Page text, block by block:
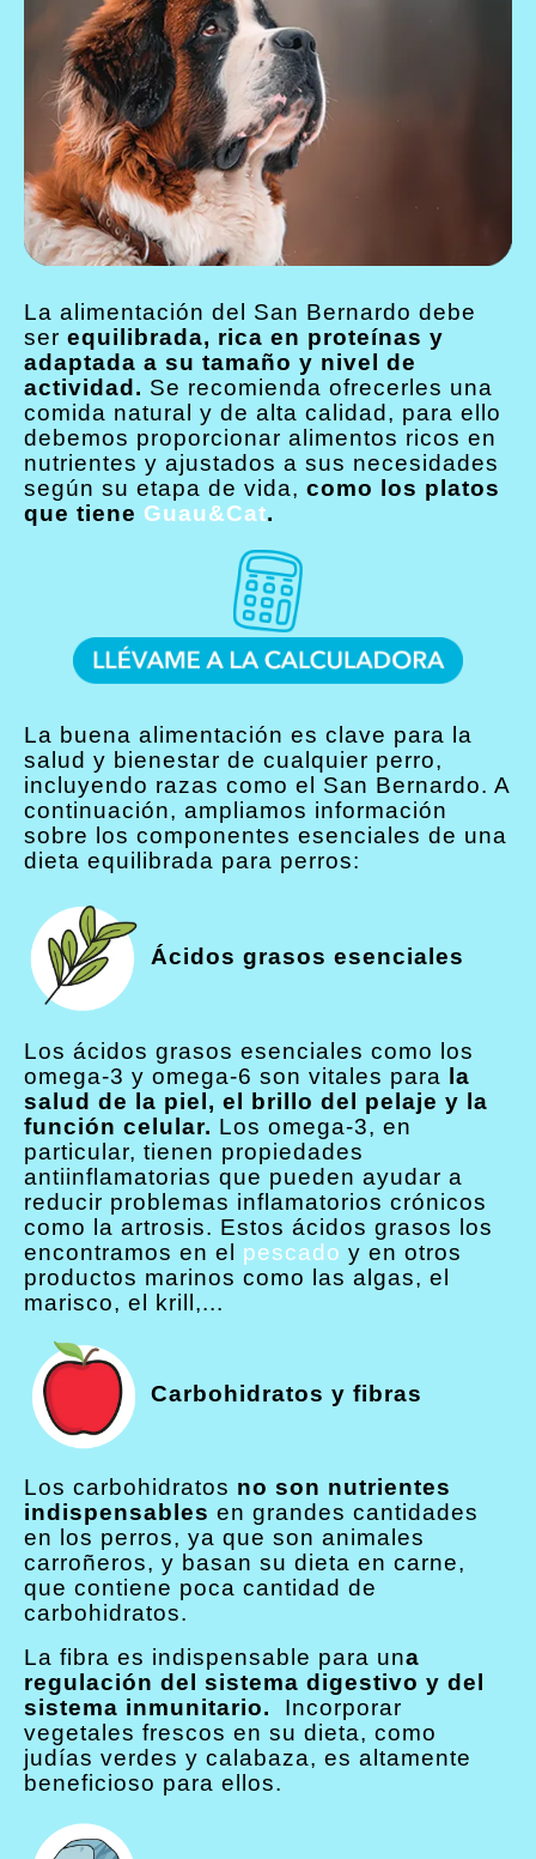
La alimentación del San Bernardo debe
ser equilibrada, rica en proteínas y
adaptada a su tamaño y nivel de
actividad. Se recomienda ofrecerles una
comida natural y de alta calidad, para ello
debemos proporcionar alimentos ricos en
nutrientes y ajustados a sus necesidades
según su etapa de vida, como los platos
que tiene Guau&Cat.
La buena alimentación es clave para la
salud y bienestar de cualquier perro,
incluyendo razas como el San Bernardo. A
continuación, ampliamos información
sobre los componentes esenciales de una
dieta equilibrada para perros:
Ácidos grasos esenciales
Los ácidos grasos esenciales como los
omega-3 y omega-6 son vitales para la
salud de la piel, el brillo del pelaje y la
función celular. Los omega-3, en
particular, tienen propiedades
antiinflamatorias que pueden ayudar a
reducir problemas inflamatorios crónicos
como la artrosis. Estos ácidos grasos los
encontramos en el pescado y en otros
productos marinos como las algas, el
marisco, el krill,...
Carbohidratos y fibras
Los carbohidratos no son nutrientes
indispensables en grandes cantidades
en los perros, ya que son animales
carroñeros, y basan su dieta en carne,
que contiene poca cantidad de
carbohidratos.
La fibra es indispensable para una
regulación del sistema digestivo y del
sistema inmunitario.
Incorporar
vegetales frescos en su dieta, como
judías verdes y calabaza, es altamente
beneficioso para ellos.